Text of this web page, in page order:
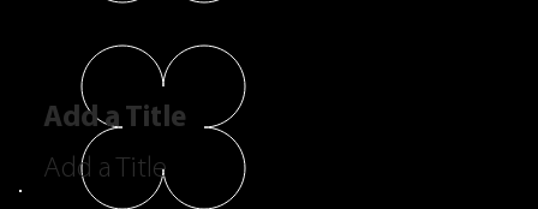
Add a Title
Add a Title